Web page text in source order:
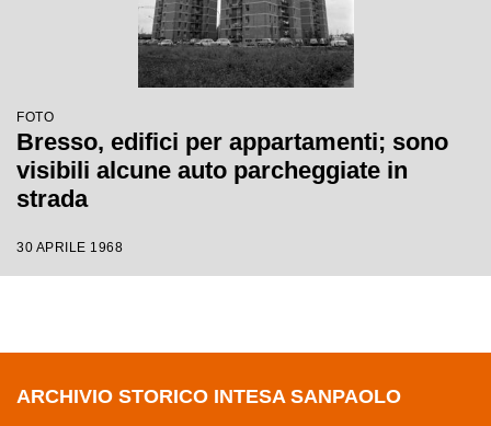
FOTO
Bresso, edifici per appartamenti; sono
visibili alcune auto parcheggiate in
strada
30 APRILE 1968
ARCHIVIO STORICO INTESA SANPAOLO